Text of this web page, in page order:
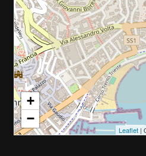
+
−
Leaflet|